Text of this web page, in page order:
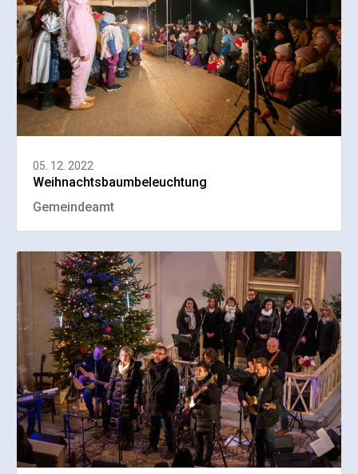
05. 12. 2022
Weihnachtsbaumbeleuchtung
Gemeindeamt